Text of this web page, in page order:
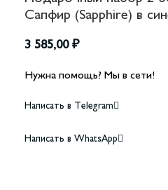
Сапфир (Sapphire) в
3 585,00 ₽
Нужна помощь? Мы в сети!
Написать в Telegram
Написать в WhatsApp